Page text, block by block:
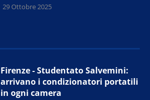
29 Ottobre 2025
Firenze - Studentato Salvemini:
arrivano i condizionatori portatili
in ogni camera